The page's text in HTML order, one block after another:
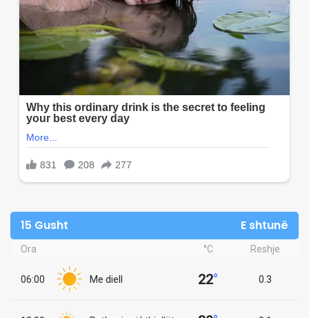
15 Gusht E shtunë
Ora °C Reshje
06:00 Me diell 22° 0.3